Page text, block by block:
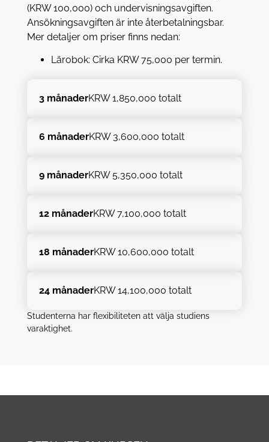
3 månaderKRW 1,850,000 totalt
6 månaderKRW 3,600,000 totalt
9 månaderKRW 5,350,000 totalt
12 månaderKRW 7,100,000 totalt
18 månaderKRW 10,600,000 totalt
24 månaderKRW 14,100,000 totalt
Studenterna har flexibiliteten att välja studiens
varaktighet.
(KRW 100,000) och undervisningsavgiften.
Ansökningsavgiften är inte återbetalningsbar.
Mer detaljer om priser finns nedan:
Lärobok: Cirka KRW 75,000 per termin.